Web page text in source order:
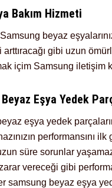
Bakım Hizmeti
beyaz
gibi uzun
içim Samsung iletişim
Eşya Yedek
eşya yedek
performansını
süre sorunlar
zarar vereceği gibi
samsung beyaz eşya